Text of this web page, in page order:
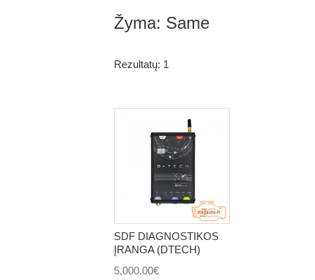
Žyma: Same
Rezultatų: 1
SDF DIAGNOSTIKOS
ĮRANGA (DTECH)
5,000.00€